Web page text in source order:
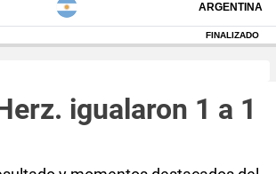
igualaron 1 a 1